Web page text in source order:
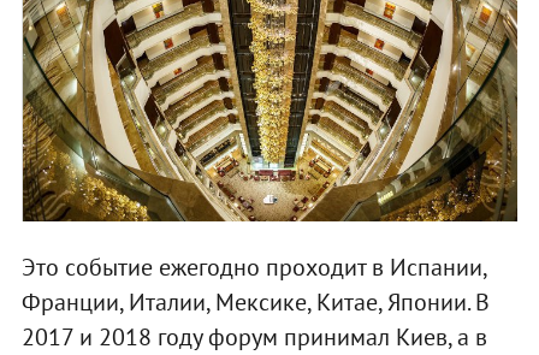
Это событие ежегодно проходит в Испании,
Франции, Италии, Мексике, Китае, Японии. В
2017 и 2018 году форум принимал Киев, а в